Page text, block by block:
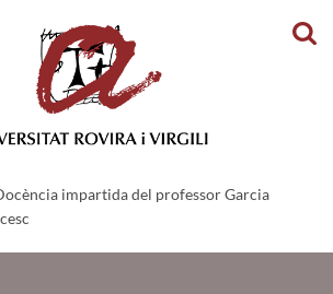
impartida del professor Garcia